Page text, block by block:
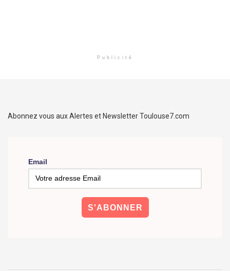
Publicité
Abonnez vous aux Alertes et Newsletter Toulouse7.com
Email